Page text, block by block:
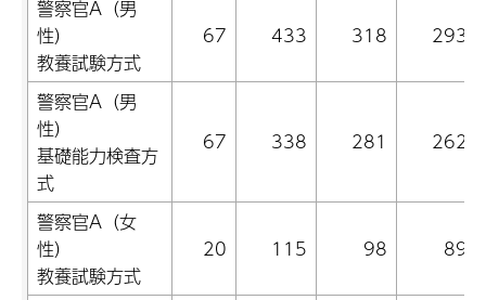
警察官A（男
性）
教養試験方式
67 433 318 293
警察官A（男
性）
基礎能力検査方
式
67 338 281 262
警察官A（女
性）
教養試験方式
20 115 98 89